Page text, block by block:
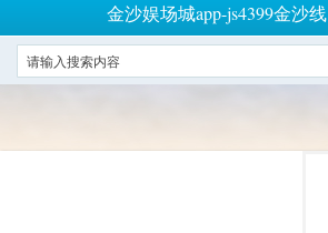
金沙娱场城app-js4399金沙线